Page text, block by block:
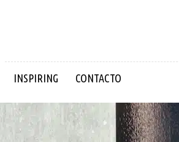
INSPIRING CONTACTO